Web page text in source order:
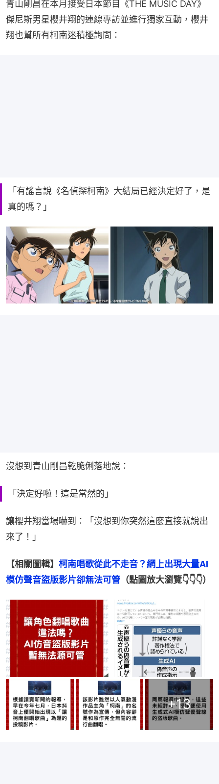
青山剛昌在本月接受日本節目《THE MUSIC DAY》
傑尼斯男星櫻井翔的連線專訪並進行獨家互動，櫻井
翔也幫所有柯南迷積極詢問：
「有謠言說《名偵探柯南》大結局已經決定好了，是
真的嗎？」
沒想到青山剛昌乾脆俐落地說：
「決定好啦！這是當然的」
讓櫻井翔當場嚇到：「沒想到你突然這麼直接就說出
來了！」
【相關圖輯】 柯南唱歌從此不走音？網上出現大量AI
模仿聲音盜版影片卻無法可管 （點圖放大瀏覽👇👇👇）
+13